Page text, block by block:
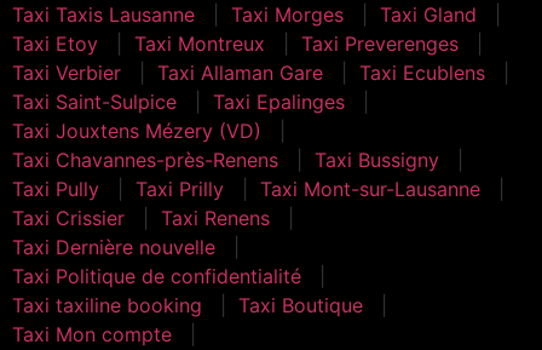
Taxi Taxis Lausanne
Taxi Morges
Taxi Gland
Taxi Etoy
Taxi Montreux
Taxi Preverenges
Taxi Verbier
Taxi Allaman Gare
Taxi Ecublens
Taxi Saint-Sulpice
Taxi Epalinges
Taxi Jouxtens Mézery (VD)
Taxi Chavannes-près-Renens
Taxi Bussigny
Taxi Pully
Taxi Prilly
Taxi Mont-sur-Lausanne
Taxi Crissier
Taxi Renens
Taxi Dernière nouvelle
Taxi Politique de confidentialité
Taxi taxiline booking
Taxi Boutique
Taxi Mon compte